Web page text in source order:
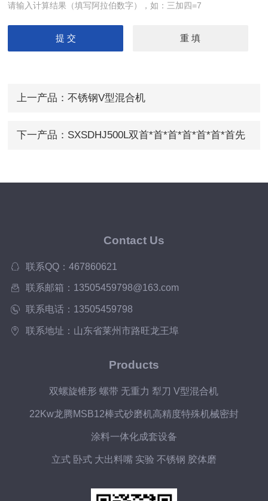
请输入计算结果（填写阿拉伯数字），如：三加四=7
上一产品： 不锈钢V型混合机
下一产品： SXSDHJ500L双首*首*首*首*首*首*首先
Contact Us
联系QQ：467860621
联系邮箱：13505459798@163.com
联系电话：13505459798
联系地址：山东省莱州市路旺龙王埠
Products
双螺旋锥形 螺带 无重力 犁刀 V型混合机
22Kw龙腾MSB12棒式砂磨机高精度特殊机械密封
涂料一体化成套设备
立式 卧式 大出料嘴 实验 不锈钢 胶体磨